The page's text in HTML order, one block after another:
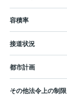
容積率
接道状況
都市計画
その他法令上の制限